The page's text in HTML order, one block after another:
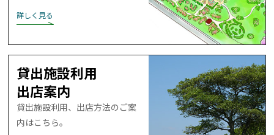
詳しく見る
貸出施設利用
出店案内
貸出施設利用、出店方法の ご案
内はこちら。